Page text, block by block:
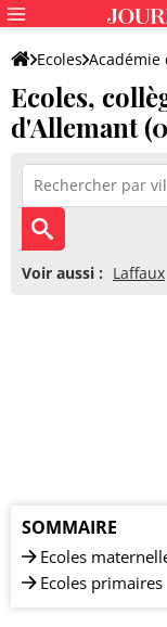
Ecoles Académie
Ecoles,
d'Allemant
Voir aussi : Laffaux
SOMMAIRE
Ecoles
Ecoles primaires